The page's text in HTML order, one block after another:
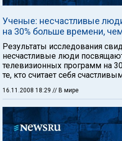
Ученые: несчастливые
на 30% больше времени,
Результаты исследования
несчастливые люди
телевизионных программ на
те, кто считает себя
16.11.2008 18:29 // В мире